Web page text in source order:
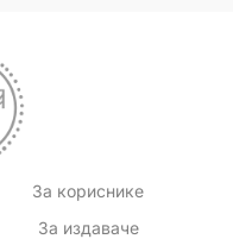
За кориснике
За издаваче